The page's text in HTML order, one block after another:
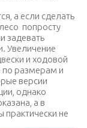
а если сделать
попросту
задевать
Увеличение
и ходовой
по размерам и
версии
однако
а в
практически не